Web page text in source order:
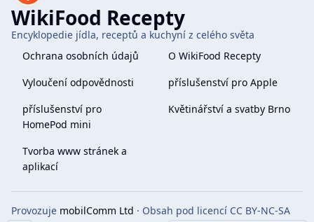
WikiFood Recepty
Encyklopedie jídla, receptů a kuchyní z celého světa
Ochrana osobních údajů
O WikiFood Recepty
Vyloučení odpovědnosti
příslušenství pro Apple
příslušenství pro
HomePod mini
Květinářství a svatby Brno
Tvorba www stránek a
aplikací
Provozuje mobilComm Ltd · Obsah pod licencí CC BY-NC-SA